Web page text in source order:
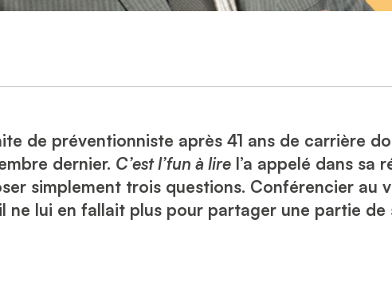
de préventionniste après 41 ans de carrière
dernier. C’est l’fun à lirel’a appelé dans sa
simplement trois questions. Conférencier au
ne lui en fallait plus pour partager une partie de